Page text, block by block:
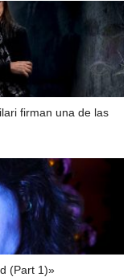
firman una de las
(Part 1)»